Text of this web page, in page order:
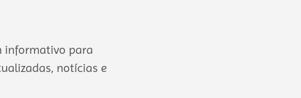
informativo para
notícias e